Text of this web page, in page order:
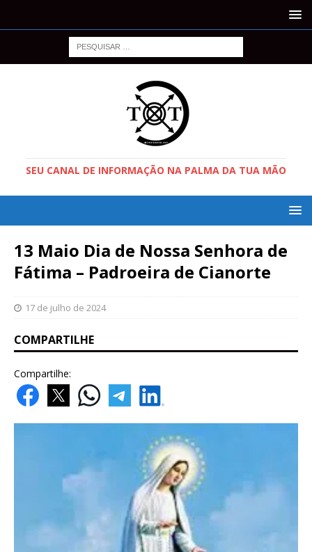
SEU CANAL DE INFORMAÇÃO NA PALMA DA TUA MÃO
13 Maio Dia de Nossa Senhora de
Fátima – Padroeira de Cianorte
17 de julho de 2024
COMPARTILHE
Compartilhe: